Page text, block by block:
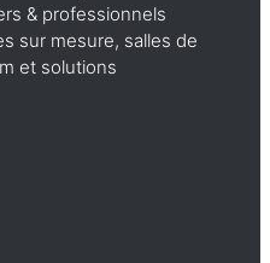
& professionnels
sur mesure, salles de
et solutions